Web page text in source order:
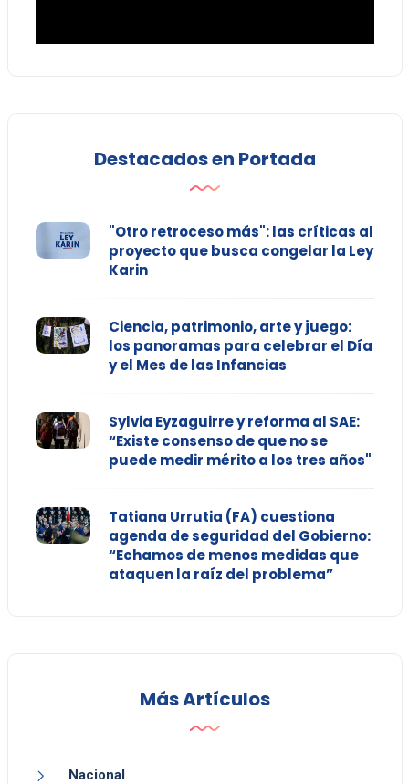
Destacados en Portada
"Otro retroceso más": las críticas al
proyecto que busca congelar la Ley
Karin
Ciencia, patrimonio, arte y juego:
los panoramas para celebrar el Día
y el Mes de las Infancias
Sylvia Eyzaguirre y reforma al SAE:
“Existe consenso de que no se
puede medir mérito a los tres años"
Tatiana Urrutia (FA) cuestiona
agenda de seguridad del Gobierno:
“Echamos de menos medidas que
ataquen la raíz del problema”
Más Artículos
Nacional